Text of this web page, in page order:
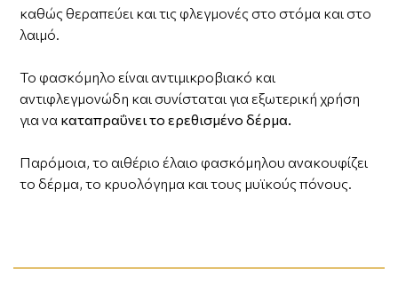
καθώς θεραπεύει και τις φλεγμονές στο στόμα και στο
λαιμό.
Το φασκόμηλο είναι αντιμικροβιακό και
αντιφλεγμονώδη και συνίσταται για εξωτερική χρήση
για να καταπραΰνει το ερεθισμένο δέρμα.
Παρόμοια, το αιθέριο έλαιο φασκόμηλου ανακουφίζει
το δέρμα, το κρυολόγημα και τους μυϊκούς πόνους.